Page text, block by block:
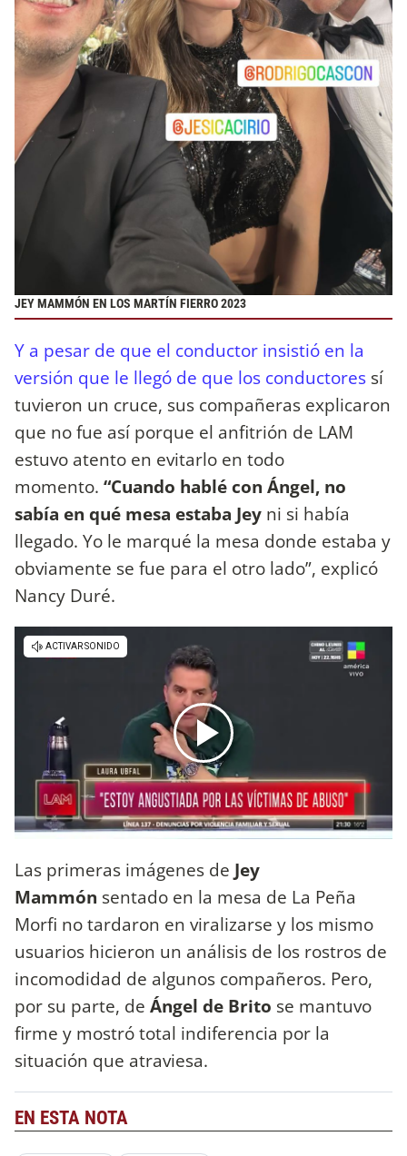
JEY MAMMÓN EN LOS MARTÍN FIERRO 2023
Y a pesar de que el conductor insistió en la
versión que le llegó de que los conductores sí
tuvieron un cruce, sus compañeras explicaron
que no fue así porque el anfitrión de LAM
estuvo atento en evitarlo en todo
momento. “Cuando hablé con Ángel, no
sabía en qué mesa estaba Jey ni si había
llegado. Yo le marqué la mesa donde estaba y
obviamente se fue para el otro lado”, explicó
Nancy Duré.
Las primeras imágenes de Jey
Mammón sentado en la mesa de La Peña
Morfi no tardaron en viralizarse y los mismo
usuarios hicieron un análisis de los rostros de
incomodidad de algunos compañeros. Pero,
por su parte, de Ángel de Brito se mantuvo
firme y mostró total indiferencia por la
situación que atraviesa.
EN ESTA NOTA